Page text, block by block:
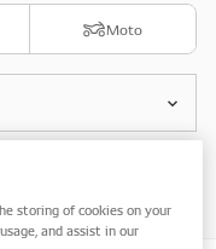
Moto
storing of cookies on your
and assist in our